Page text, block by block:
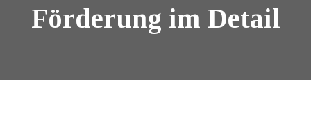
Förderung im Detail